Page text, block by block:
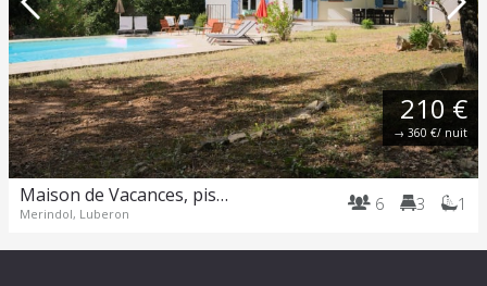
210 €
→ 360 €/ nuit
Maison de Vacances, piscine et nature en Provence
Merindol, Luberon 6 3 1